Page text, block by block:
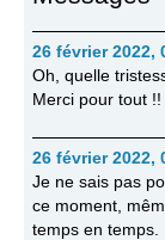
26 février 2022,
Oh, quelle
Merci pour tout !!
26 février 2022,
Je ne sais pas
ce moment,
temps en temps.